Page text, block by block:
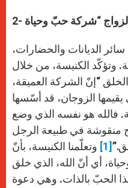
الديانات والحضارات،
وتؤكّد الكنيسة، من خلال
“إنّ الشركة العميقة،
الزوجان، قد أسّسها
فالله هو نفسه الذي وضع
منقوشة في طبيعة الرجل
[1]
وتعلّمنا الكنيسة، بأنّ
أي أنّ الله، الذي خلق
الحبّ بالذات. وهي دعوة